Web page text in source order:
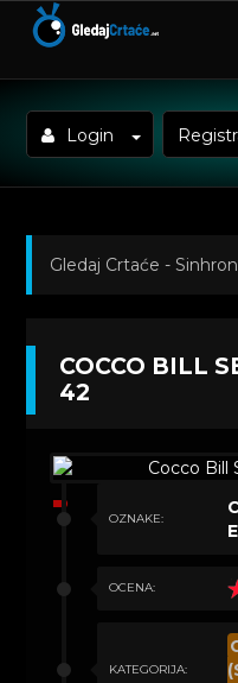
Login
Gledaj Crtaće -
Kratkometrazni crtani
COCCO BILL
42
OZNAKE:
OCENA:
KATEGORIJA: